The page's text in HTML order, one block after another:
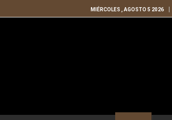
MIÉRCOLES , AGOSTO 5 2026